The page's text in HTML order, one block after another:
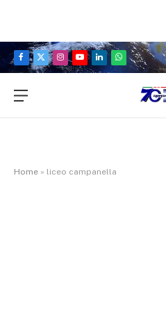
Facebook
X
Instagram
YouTubeLinkedInWhatsApp
Home » liceo campanella